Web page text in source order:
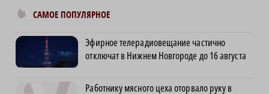
САМОЕ ПОПУЛЯРНОЕ
Эфирное телерадиовещание частично
отключат в Нижнем Новгороде до 16 августа
Работнику мясного цеха оторвало руку в